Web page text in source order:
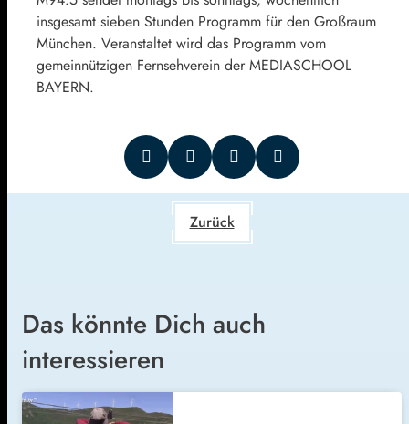
insgesamt sieben Stunden Programm für den Großraum
München. Veranstaltet wird das Programm vom
gemeinnützigen Fernsehverein der MEDIASCHOOL
BAYERN.
Zurück
Das könnte Dich auch
interessieren